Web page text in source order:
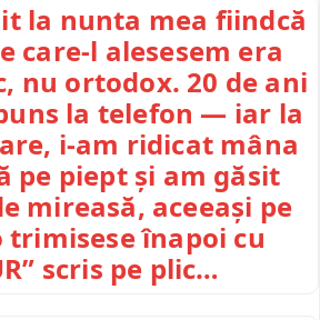
la nunta mea fiindcă
care-l alesesem era
nu ortodox. 20 de ani
la telefon — iar la
i-am ridicat mâna
pe piept și am găsit
mireasă, aceeași pe
trimisese înapoi cu
scris pe plic…